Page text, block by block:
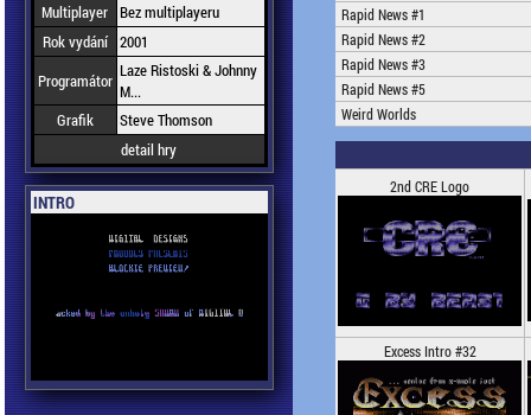
Multiplayer Bez multiplayeru
Rok vydání 2001
Programátor Laze Ristoski & Johnny
M...
Grafik
Steve Thomson
detail hry
INTRO
Rapid News #1
Rapid News #2
Rapid News #3
Rapid News #5
Weird Worlds
2nd CRE Logo
Excess Intro #32